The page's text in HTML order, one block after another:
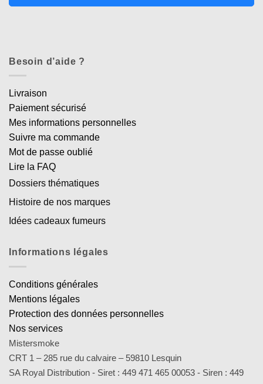
Besoin d’aide ?
Livraison
Paiement sécurisé
Mes informations personnelles
Suivre ma commande
Mot de passe oublié
Lire la FAQ
Dossiers thématiques
Histoire de nos marques
Idées cadeaux fumeurs
Informations légales
Conditions générales
Mentions légales
Protection des données personnelles
Nos services
Mistersmoke
CRT 1 – 285 rue du calvaire – 59810 Lesquin
SA Royal Distribution - Siret : 449 471 465 00053 - Siren : 449